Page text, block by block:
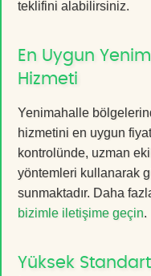
teklifini alabilirsiniz.
En Uygun
Hizmeti
Yenimahalle
hizmetini en uygun
kontrolünde, uzman
yöntemleri kullanarak
sunmaktadır. Daha
bizimle iletişime geçin.
Yüksek